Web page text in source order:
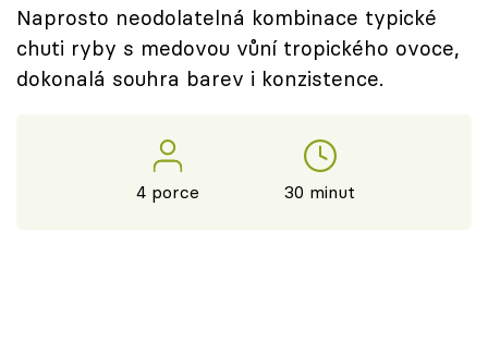
Sledujte prima+
Přihlášení
Naprosto neodolatelná kombinace typické
chuti ryby s medovou vůní tropického ovoce,
dokonalá souhra barev i konzistence.
4 porce 30 minut